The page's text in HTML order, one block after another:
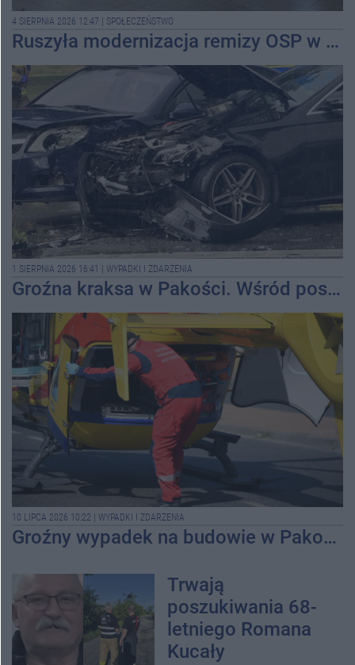
4 SIERPNIA 2026 12:47 | SPOŁECZEŃSTWO
Ruszyła modernizacja remizy OSP w Pakości
1 SIERPNIA 2026 16:41 WYPADKI I ZDARZENIA
Groźna kraksa w Pakości. Wśród poszkodowanych dzieci
10 LIPCA 2026 10:22 | WYPADKI I ZDARZENIA
Groźny wypadek na budowie w Pakości. Mężczyzna spadł z rusztowania
Trwają
poszukiwania 68-
letniego Romana
Kucały